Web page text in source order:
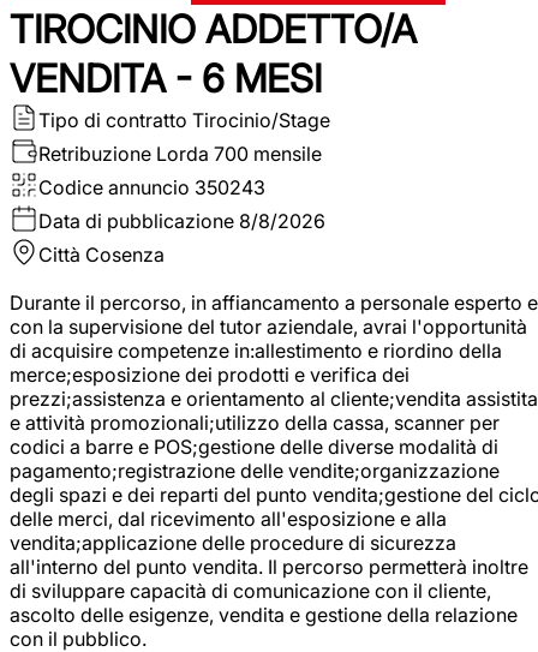
TIROCINIO ADDETTO/A
VENDITA - 6 MESI
Tipo di contratto Tirocinio/Stage
Retribuzione Lorda 700 mensile
Codice annuncio 350243
Data di pubblicazione 8/8/2026
Città Cosenza
Durante il percorso, in affiancamento a personale esperto e
con la supervisione del tutor aziendale, avrai l'opportunità
di acquisire competenze in:allestimento e riordino della
merce;esposizione dei prodotti e verifica dei
prezzi;assistenza e orientamento al cliente;vendita assistita
e attività promozionali;utilizzo della cassa, scanner per
codici a barre e POS;gestione delle diverse modalità di
pagamento;registrazione delle vendite;organizzazione
degli spazi e dei reparti del punto vendita;gestione del
delle merci, dal ricevimento all'esposizione e alla
vendita;applicazione delle procedure di sicurezza
all'interno del punto vendita. Il percorso permetterà inoltre
di sviluppare capacità di comunicazione con il cliente,
ascolto delle esigenze, vendita e gestione della relazione
con il pubblico.